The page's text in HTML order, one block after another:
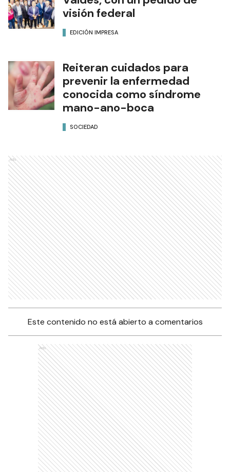
Provincias Unidas: Gustavo
Valdés, con un pedido de
visión federal
Reiteran cuidados para
prevenir la enfermedad
conocida como síndrome
mano-ano-boca
Ads
Este contenido no está abierto a comentarios
Ads